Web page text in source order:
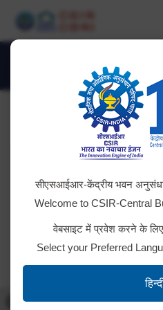
Toggle High Contrast
Albums
सीएसआईआर-केंद्रीय भवन
Welcome to CSIR-Central
वेबसाइट में प्रवेश करने के लिए
Select your Preferred